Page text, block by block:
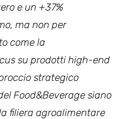
e un +37%
ma non per
come la
su prodotti high-end
strategico
Food&Beverage siano
filiera agroalimentare